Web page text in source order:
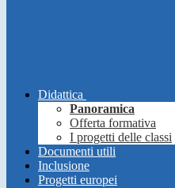
Didattica
Panoramica
Offerta formativa
I progetti delle classi
Documenti utili
Inclusione
Progetti europei